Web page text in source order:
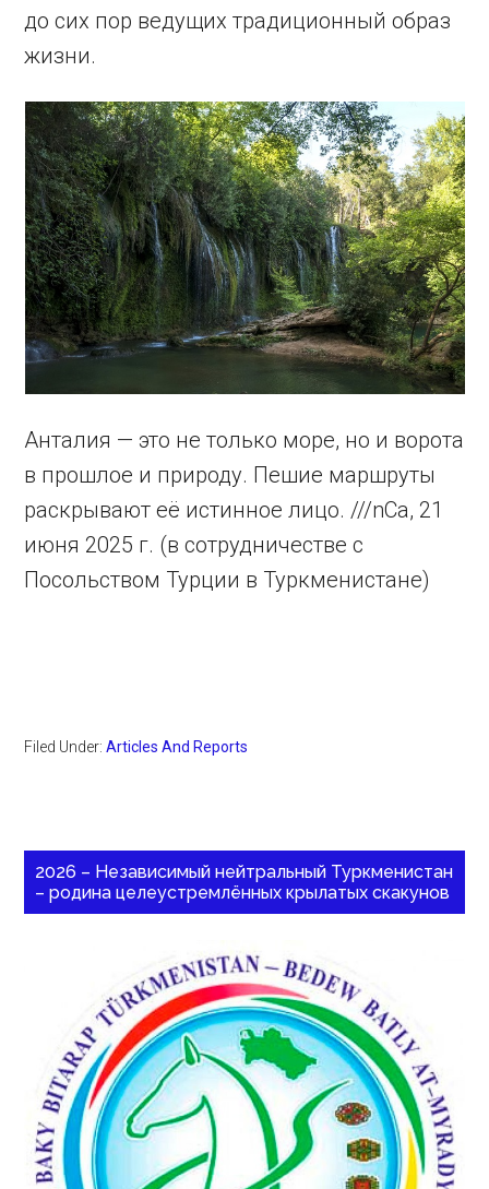
до сих пор ведущих традиционный образ
жизни.
Анталия — это не только море, но и ворота
в прошлое и природу. Пешие маршруты
раскрывают её истинное лицо. ///nCa, 21
июня 2025 г. (в сотрудничестве с
Посольством Турции в Туркменистане)
Filed Under:Articles And Reports
2026 – Независимый нейтральный Туркменистан
– родина целеустремлённых крылатых скакунов